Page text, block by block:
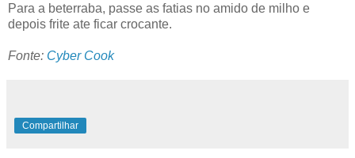
Para a beterraba, passe as fatias no amido de milho e
depois frite ate ficar crocante.
Fonte: Cyber Cook
Compartilhar